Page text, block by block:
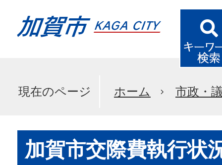
現在のページ ホーム 市政・
加賀市交際費執行状